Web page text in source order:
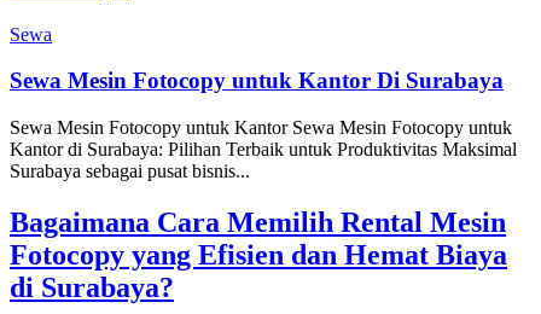
Sewa
Sewa Mesin Fotocopy untuk Kantor Di Surabaya
Sewa Mesin Fotocopy untuk Kantor Sewa Mesin Fotocopy untuk
Kantor di Surabaya: Pilihan Terbaik untuk Produktivitas Maksimal
Surabaya sebagai pusat bisnis...
Bagaimana Cara Memilih Rental Mesin
Fotocopy yang Efisien dan Hemat Biaya
di Surabaya?